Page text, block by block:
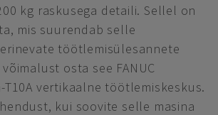
kg raskusega detaili. Sellel on
mis suurendab selle
töötlemisülesannete
osta see FANUC
vertikaalne töötlemiskeskus.
kui soovite selle masina